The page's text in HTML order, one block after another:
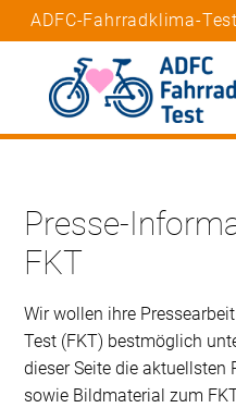
ADFC-Fahrradklima-
Presse-
FKT
Wir wollen ihre
Test (FKT) bestmöglich
dieser Seite die
sowie Bildmaterial zum